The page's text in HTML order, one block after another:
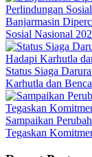
Banjarmasin
Sosial Nasional
Status Siaga
Karhutla dan
Sampaikan
Tegaskan